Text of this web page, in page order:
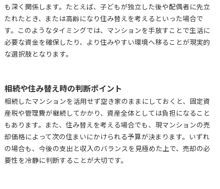
も深く関係します。たとえば、子どもが独立した後や配偶者に先立
たれたとき、または高齢になり住み替えを考えるといった場合で
す。このようなタイミングでは、マンションを手放すことで生活に
必要な資金を確保したり、より住みやすい環境へ移ることが現実的
な選択肢となります。
相続や住み替え時の判断ポイント
相続したマンションを活用せず空き家のままにしておくと、固定資
産税や管理費が継続してかかり、資産全体としては負担になること
もあります。また、住み替えを考える場合でも、現マンションの売
却価格によって次の住まいにかけられる予算が決まります。いずれ
の場合も、今後の支出と収入のバランスを見極めた上で、売却の必
要性を冷静に判断することが大切です。